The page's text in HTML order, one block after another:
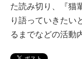
た読み切り、『猫
り語っていきたい
るまでなどの活動